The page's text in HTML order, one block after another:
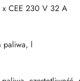
x CEE 230 V 32 A
paliwa, l